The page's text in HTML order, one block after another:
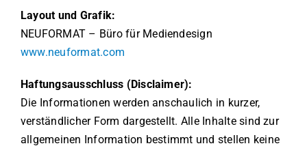
Layout und Grafik:
NEUFORMAT – Büro für Mediendesign
www.neuformat.com
Haftungsausschluss (Disclaimer):
Die Informationen werden anschaulich in kurzer,
verständlicher Form dargestellt. Alle Inhalte sind zur
allgemeinen Information bestimmt und stellen keine